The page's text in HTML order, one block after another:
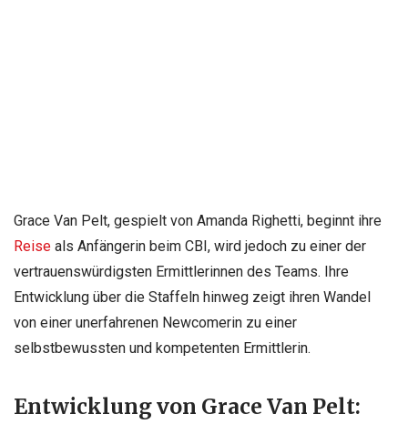
Grace Van Pelt, gespielt von Amanda Righetti, beginnt ihre
Reise als Anfängerin beim CBI, wird jedoch zu einer der
vertrauenswürdigsten Ermittlerinnen des Teams. Ihre
Entwicklung über die Staffeln hinweg zeigt ihren Wandel
von einer unerfahrenen Newcomerin zu einer
selbstbewussten und kompetenten Ermittlerin.
Entwicklung von Grace Van Pelt: